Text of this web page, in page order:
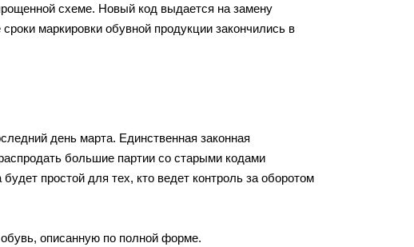
схеме. Новый код выдается на замену
маркировки обувной продукции закончились в
день марта. Единственная законная
большие партии со старыми кодами
простой для тех, кто ведет контроль за оборотом
описанную по полной форме.